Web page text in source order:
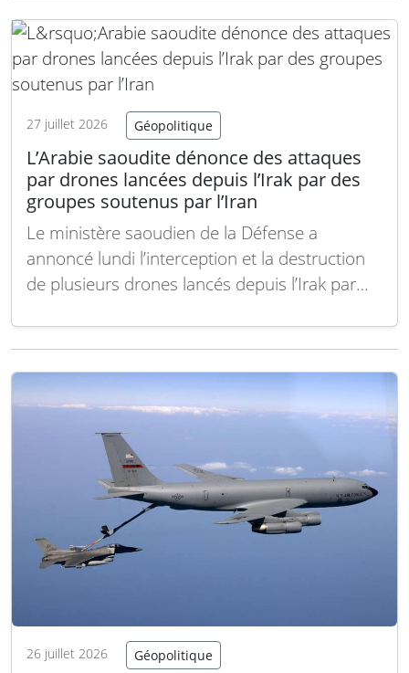
attaques récentes de drones contre les forces
américaines et les…Lire la suite
27 juillet 2026 Géopolitique
L’Arabie saoudite dénonce des attaques
par drones lancées depuis l’Irak par des
groupes soutenus par l’Iran
Le ministère saoudien de la Défense a
annoncé lundi l’interception et la destruction
de plusieurs drones lancés depuis l’Irak par
installations pétrolières. Cette attaque survient
hostilités récentes entre les États-Unis et l’Iran,
observé depuis samedi, après…Lire la suite
26 juillet 2026 Géopolitique